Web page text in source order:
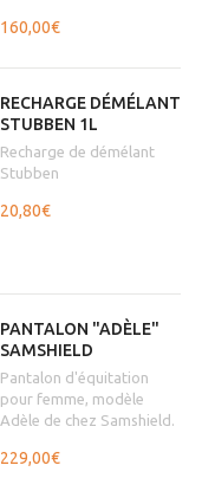
160,00€
RECHARGE DÉMÉLANT
STUBBEN 1L
Recharge de démélant
Stubben
20,80€
PANTALON "ADÈLE"
SAMSHIELD
Pantalon d'équitation
pour femme, modèle
Adèle de chez Samshield.
229,00€